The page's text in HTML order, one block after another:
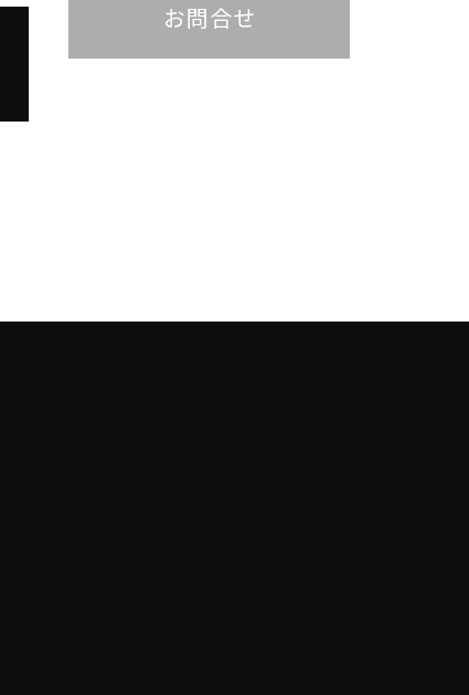
お問合せ